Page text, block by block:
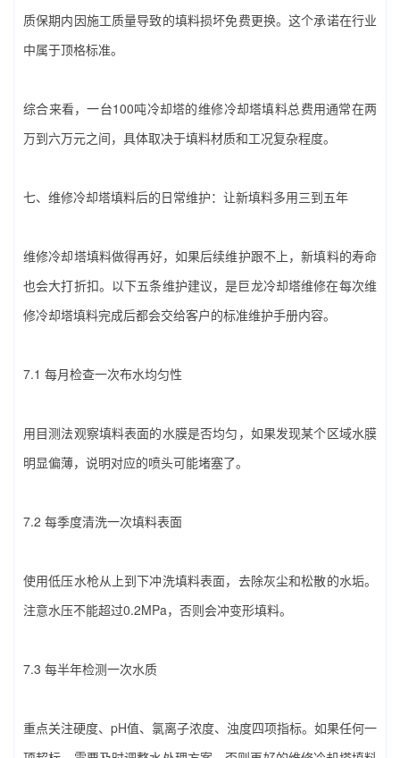
质保期内因施工质量导致的填料损坏免费更换。这个承诺在行业
中属于顶格标准。
综合来看，一台100吨冷却塔的‌维修冷却塔填料‌总费用通常在两
万到六万元之间，具体取决于填料材质和工况复杂程度。
七、‌维修冷却塔填料‌后的日常维护：让新填料多用三到五年
维修冷却塔填料‌做得再好，如果后续维护跟不上，新填料的寿命
也会大打折扣。以下五条维护建议，是巨龙冷却塔维修在每次‌维
修冷却塔填料‌完成后都会交给客户的标准维护手册内容。
7.1 每月检查一次布水均匀性
用目测法观察填料表面的水膜是否均匀，如果发现某个区域水膜
明显偏薄，说明对应的喷头可能堵塞了。
7.2 每季度清洗一次填料表面
使用低压水枪从上到下冲洗填料表面，去除灰尘和松散的水垢。
注意水压不能超过0.2MPa，否则会冲变形填料。
7.3 每半年检测一次水质
重点关注硬度、pH值、氯离子浓度、浊度四项指标。如果任何一